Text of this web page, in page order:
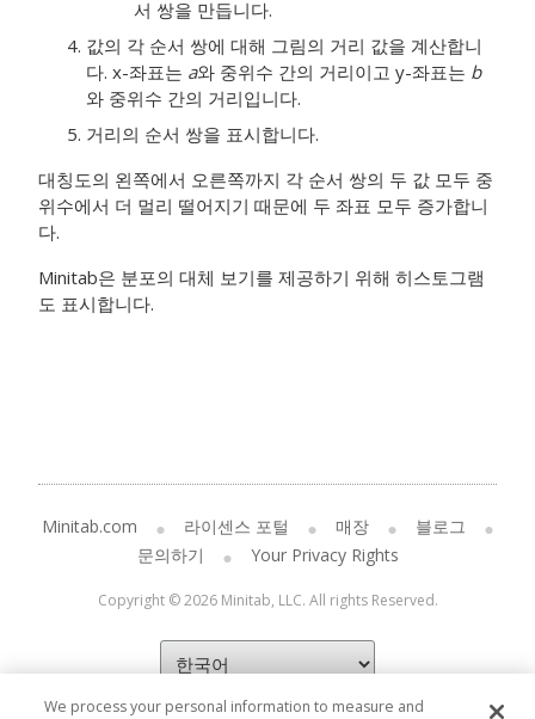
서 쌍을 만듭니다.
값의 각 순서 쌍에 대해 그림의 거리 값을 계산합니
다. x-좌표는 a와 중위수 간의 거리이고 y-좌표는 b
와 중위수 간의 거리입니다.
거리의 순서 쌍을 표시합니다.
대칭도의 왼쪽에서 오른쪽까지 각 순서 쌍의 두 값 모두 중
위수에서 더 멀리 떨어지기 때문에 두 좌표 모두 증가합니
다.
Minitab은 분포의 대체 보기를 제공하기 위해 히스토그램
도 표시합니다.
Minitab.com 라이센스 포털 매장
블로그
문의하기
Your Privacy Rights
Copyright © 2026 Minitab, LLC. All rights Reserved.
We process your personal information to measure and